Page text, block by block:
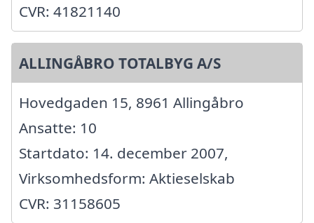
CVR: 41821140
ALLINGÅBRO TOTALBYG A/S
Hovedgaden 15, 8961 Allingåbro
Ansatte: 10
Startdato: 14. december 2007,
Virksomhedsform: Aktieselskab
CVR: 31158605